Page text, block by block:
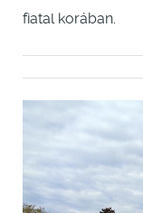
fiatal korában.